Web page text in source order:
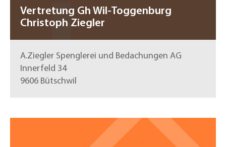
Vertretung Gh Wil-Toggenburg
Christoph Ziegler
A.Ziegler Spenglerei und Bedachungen AG
Innerfeld 34
9606 Bütschwil